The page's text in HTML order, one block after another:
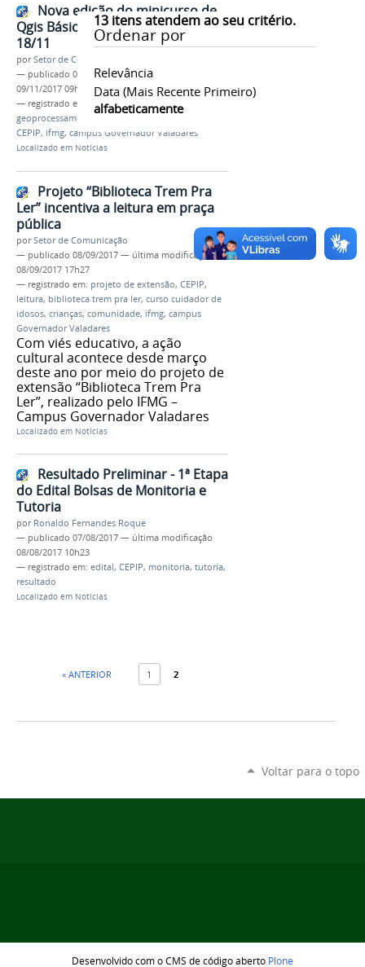
13itens atendem ao seu critério.
Ordenar por
Relevância
Data (mais Recente Primeiro)
alfabeticamente
Nova edição do minicurso de
Qgis Básico é ofertada no dia
18/11
porSetor de Comunicação
— publicado 08/11/2017—última modificação
09/11/2017 09h21
— registrado em:
minicurso,
geoprocessamento
CEPIP, ifmg, campus Governador Valadares
Localizado em Notícias
Projeto “Biblioteca Trem Pra
Ler” incentiva a leitura em praça
pública
porSetor de Comunicação
— publicado 08/09/2017 — última modificação
08/09/2017 17h27
— registrado em: projeto de extensão, CEPIP,
leitura, biblioteca trem pra ler, curso cuidador de
idosos, crianças, comunidade, ifmg, campus
Governador Valadares
Com viés educativo, a ação
cultural acontece desde março
deste ano por meio do projeto de
extensão “Biblioteca Trem Pra
Ler”, realizado pelo IFMG –
Campus Governador Valadares
Localizado em Notícias
Resultado Preliminar - 1ª Etapa
do Edital Bolsas de Monitoria e
Tutoria
por Ronaldo Fernandes Roque
— publicado 07/08/2017 — última modificação
08/08/2017 10h23
— registrado em: edital, CEPIP, monitoria, tutoria,
resultado
Localizado em Notícias
« ANTERIOR 1 2
Voltar para o topo
Desenvolvido com o CMS de código aberto Plone